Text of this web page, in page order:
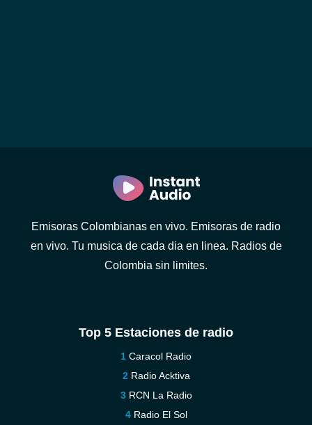
Emisoras Colombianas en vivo. Emisoras de radio
en vivo. Tu musica de cada dia en linea. Radios de
Colombia sin limites.
Top 5 Estaciones de radio
Caracol Radio
Radio Acktiva
RCN La Radio
Radio El Sol